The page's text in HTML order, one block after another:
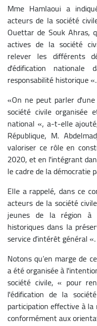
Mme Hamlaoui a
acteurs de la société
Ouettar de Souk Ahras,
actives de la société
relever les différents
d'édification
responsabilité historique «.
«On ne peut parler
société civile
national «, a-t-elle
République, M.
valoriser ce rôle en
2020, et en l'intégrant
le cadre de la démocratie
Elle a rappelé, dans ce
acteurs de la société
jeunes de la région à
historiques dans la
service d’intérêt général «.
Notons qu’en marge de
a été organisée à
société civile, « pour
l'édification de la
participation effective à
conformément aux